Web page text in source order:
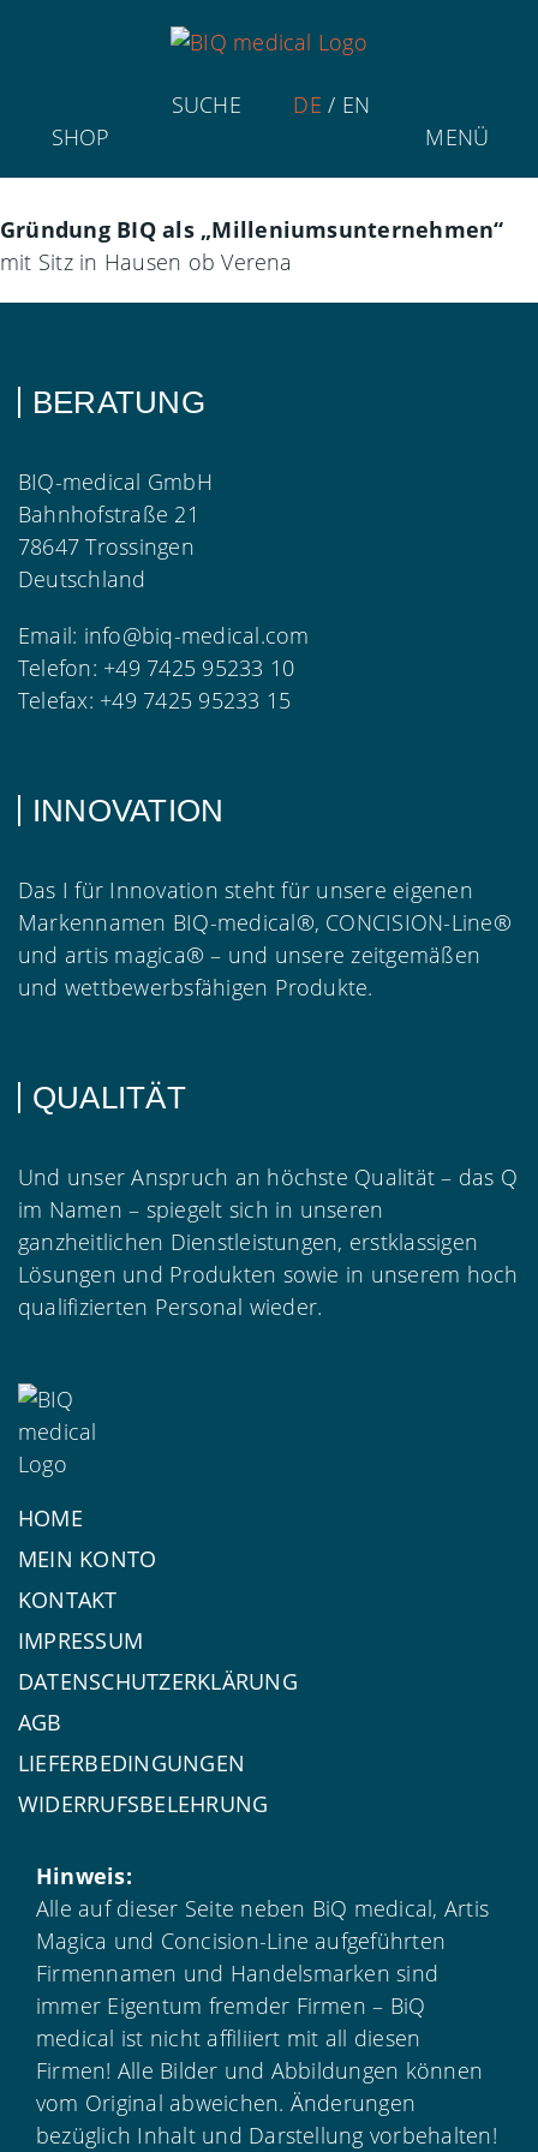
MENÜ
DE / EN
SUCHE
SHOP
Gründung BIQ als „Milleniumsunternehmen“
mit Sitz in Hausen ob Verena
BERATUNG
BIQ-medical GmbH
Bahnhofstraße 21
78647 Trossingen
Deutschland
Email: info@biq-medical.com
Telefon: +49 7425 95233 10
Telefax: +49 7425 95233 15
INNOVATION
Das I für Innovation steht für unsere eigenen
Markennamen BIQ-medical®, CONCISION-Line®
und artis magica® – und unsere zeitgemäßen
und wettbewerbsfähigen Produkte.
QUALITÄT
Und unser Anspruch an höchste Qualität – das Q
im Namen – spiegelt sich in unseren
ganzheitlichen Dienstleistungen, erstklassigen
Lösungen und Produkten sowie in unserem hoch
qualifizierten Personal wieder.
HOME
MEIN KONTO
KONTAKT
IMPRESSUM
DATENSCHUTZERKLÄRUNG
AGB
LIEFERBEDINGUNGEN
WIDERRUFSBELEHRUNG
Hinweis:
Alle auf dieser Seite neben BiQ medical, Artis
Magica und Concision-Line aufgeführten
Firmennamen und Handelsmarken sind
immer Eigentum fremder Firmen – BiQ
medical ist nicht affiliiert mit all diesen
Firmen! Alle Bilder und Abbildungen können
vom Original abweichen. Änderungen
bezüglich Inhalt und Darstellung vorbehalten!